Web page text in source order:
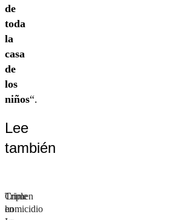
de
toda
la
casa
de
los
niños“.
Lee
también
Triple
homicidio
Crimen
en